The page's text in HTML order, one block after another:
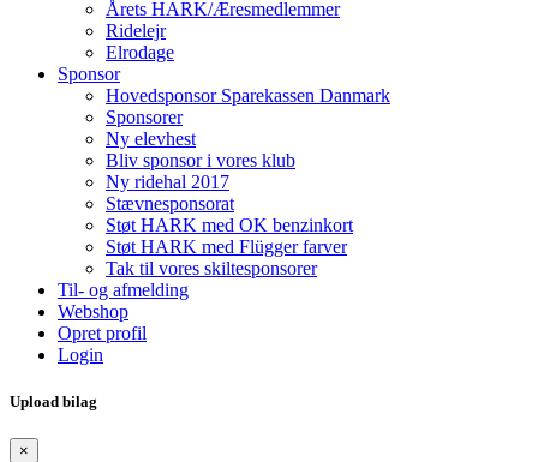
Årets HARK/Æresmedlemmer
Ridelejr
Elrodage
Sponsor
Hovedsponsor Sparekassen Danmark
Sponsorer
Ny elevhest
Bliv sponsor i vores klub
Ny ridehal 2017
Stævnesponsorat
Støt HARK med OK benzinkort
Støt HARK med Flügger farver
Tak til vores skiltesponsorer
Til- og afmelding
Webshop
Opret profil
Login
Upload bilag
×